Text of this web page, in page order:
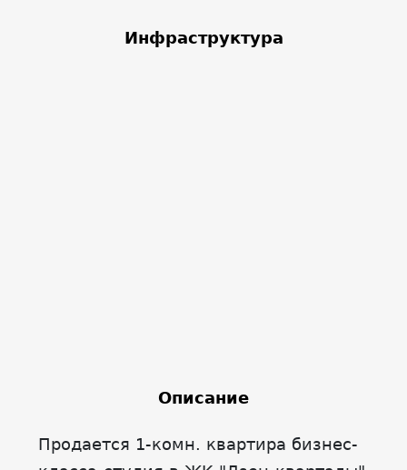
Инфраструктура
Описание
Продается 1-комн. квартира бизнес-